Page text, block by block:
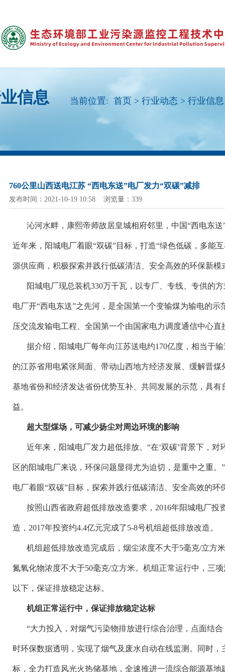
信息 当前位置: 首页 > 行业动态 > 行业信息
760公里山西送电江苏 “西电东送”电厂发力“双碳”减排
发布时间：2021-10-19 10:58 浏览量：339
沁河水畔，康熙帝师故居皇城相府邻里，中国“西电东
近年来，阳城电厂着眼“双碳”目标，打造“绿色低碳，多能
源供应商，积极探索并践行低碳清洁、安全高效的环保新模
阳城电厂现总装机330万千瓦，以专厂、专线、专供的
电厂开“西电东送”之先河，是全国第一个变输煤为输电的
压交流发输电工程、全国第一个由国家电力调度通信中心直
据介绍，阳城电厂每年向江苏送电约170亿度，相当于
的江苏省用电紧张局面、带动山西地方经济发展、缓解晋
基地省份和经济发达省份优势互补、共同发展的示范，具
益。
超大型煤场，可减少扬尘对周边环境的影响
近年来，阳城电厂发力超低排放。 “在‘双碳’背景下，
区的阳城电厂来说，环保问题显得尤为迫切，是重中之重
电厂着眼“双碳”目标，探索并践行低碳清洁、安全高效的环
按照山西省政府超低排放改造要求， 2016年阳城电厂投
造，2017年投资约4.4亿元完成了5-8号机组超低排放改造。
机组超低排放改造完成后，烟尘浓度不大于5毫克/立方
氮氧化物浓度不大于50毫克/立方米。机组正常运行中，三
以下，保证排放稳定达标。
机组正常运行中，保证排放稳定达标
“大力投入，对烟气污染物排放进行综合治理，点面结
时环保数据透明，实现了烟气及废水自动在线监测。同时，
标，全力打造风光火热储基地，全速推进一流综合能源基